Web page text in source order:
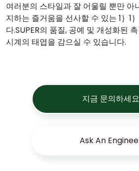
여러분의 스타일과 잘 어울릴 뿐만 아
지하는 즐거움을 선사할 수 있는 1｝1
다.SUPER의 품질, 공예 및 개성화된
시계의 태엽을 감으실 수 있습니다.
지금 문의하세요
Ask An